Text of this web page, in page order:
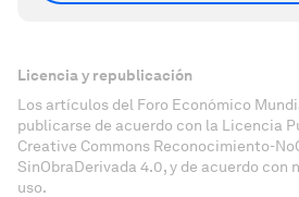
Licencia y republicación
Los artículos del Foro Económico
publicarse de acuerdo con la Licencia
Creative Commons Reconocimiento-
SinObraDerivada 4.0, y de acuerdo con
uso.